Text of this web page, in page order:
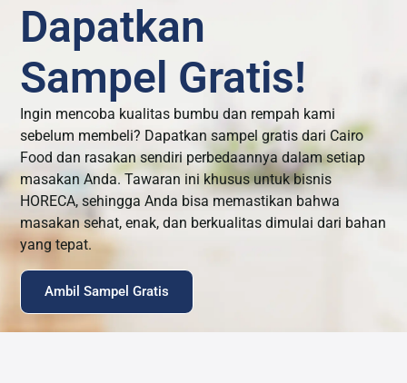
Dapatkan
Sampel Gratis!
Ingin mencoba kualitas bumbu dan rempah kami
sebelum membeli? Dapatkan sampel gratis dari Cairo
Food dan rasakan sendiri perbedaannya dalam setiap
masakan Anda. Tawaran ini khusus untuk bisnis
HORECA, sehingga Anda bisa memastikan bahwa
masakan sehat, enak, dan berkualitas dimulai dari bahan
yang tepat.
Ambil Sampel Gratis